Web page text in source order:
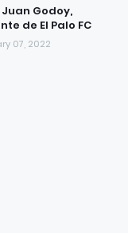
Godoy,
de El Palo FC
07, 2022